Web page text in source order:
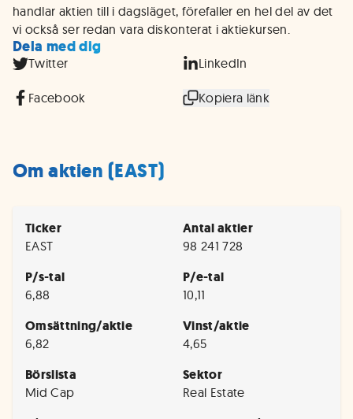
handlar aktien till i dagsläget, förefaller en hel del av det
vi också ser redan vara diskonterat i aktiekursen.
Dela med dig
Twitter LinkedIn
Facebook Kopiera länk
Om aktien (EAST)
Ticker
EAST
Antal aktier
98 241 728
P/s-tal
6,88
P/e-tal
10,11
Omsättning/aktie
6,82
Vinst/aktie
4,65
Börslista
Mid Cap
Sektor
Real Estate